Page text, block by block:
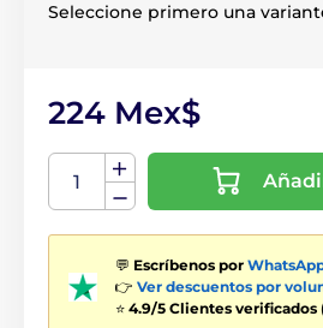
Seleccione primero una
224 Mex$
💬 Escríbenos por
👉 Ver descuentos por
⭐ 4.9/5 Clientes verificados